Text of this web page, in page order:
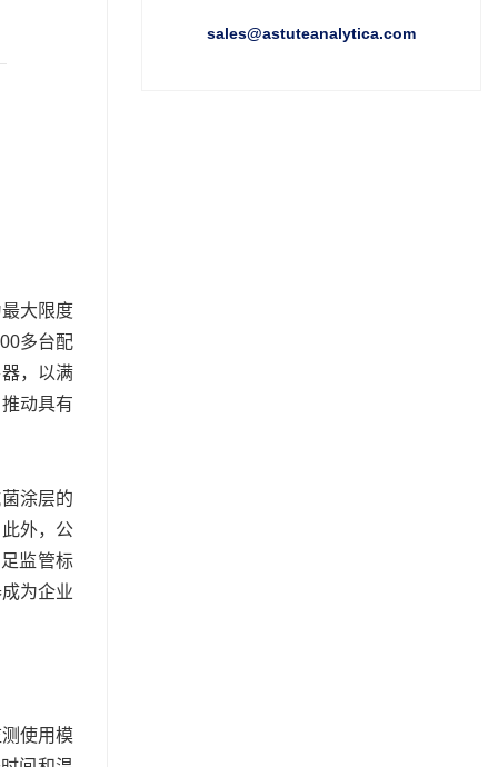
大限度
多台配
，以满
动具有
涂层的
外，公
监管标
为企业
使用模
sales@astuteanalytica.com